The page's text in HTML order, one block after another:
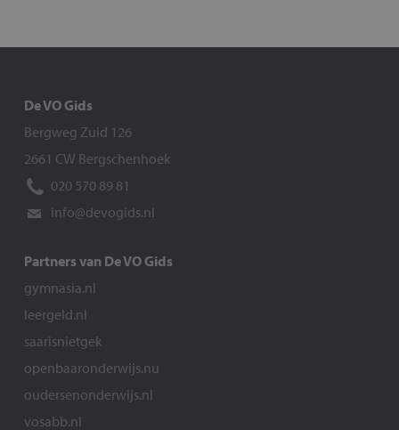
De VO Gids
Bergweg Zuid 126
2661 CW Bergschenhoek
020 570 89 81
info@devogids.nl
Partners van De VO Gids
gymnasia.nl
leergeld.nl
saarisnietgek
openbaaronderwijs.nu
oudersenonderwijs.nl
vosabb.nl